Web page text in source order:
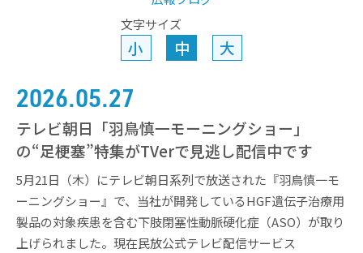
文字サイズ
小 中 大
2026.05.27
テレビ朝日「羽鳥慎一モーニングショー」
の“足梗塞”特集がTVerで見逃し配信中です
5月21日（木）にテレビ朝日系列で放送された『羽鳥慎一モ
ーニングショー』で、当社が開発しているHGF遺伝子治療用
製品の対象疾患を含む下肢閉塞性動脈硬化症（ASO）が取り
上げられました。現在民放公式テレビ配信サービス